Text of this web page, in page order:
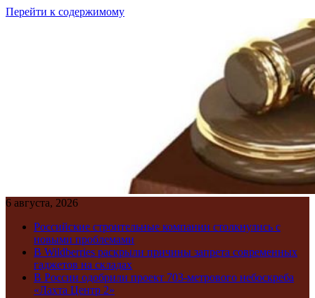
Перейти к содержимому
6 августа, 2026
Российские строительные компании столкнулись с
новыми проблемами
В Wildberries раскрыли причины запрета современных
гаджетов на складах
В России одобрили проект 703-метрового небоскреба
«Лахта Центр 2»